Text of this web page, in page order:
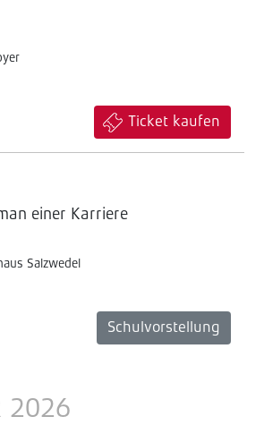
Ticket kaufen
einer Karriere
Salzwedel
Schulvorstellung
2026